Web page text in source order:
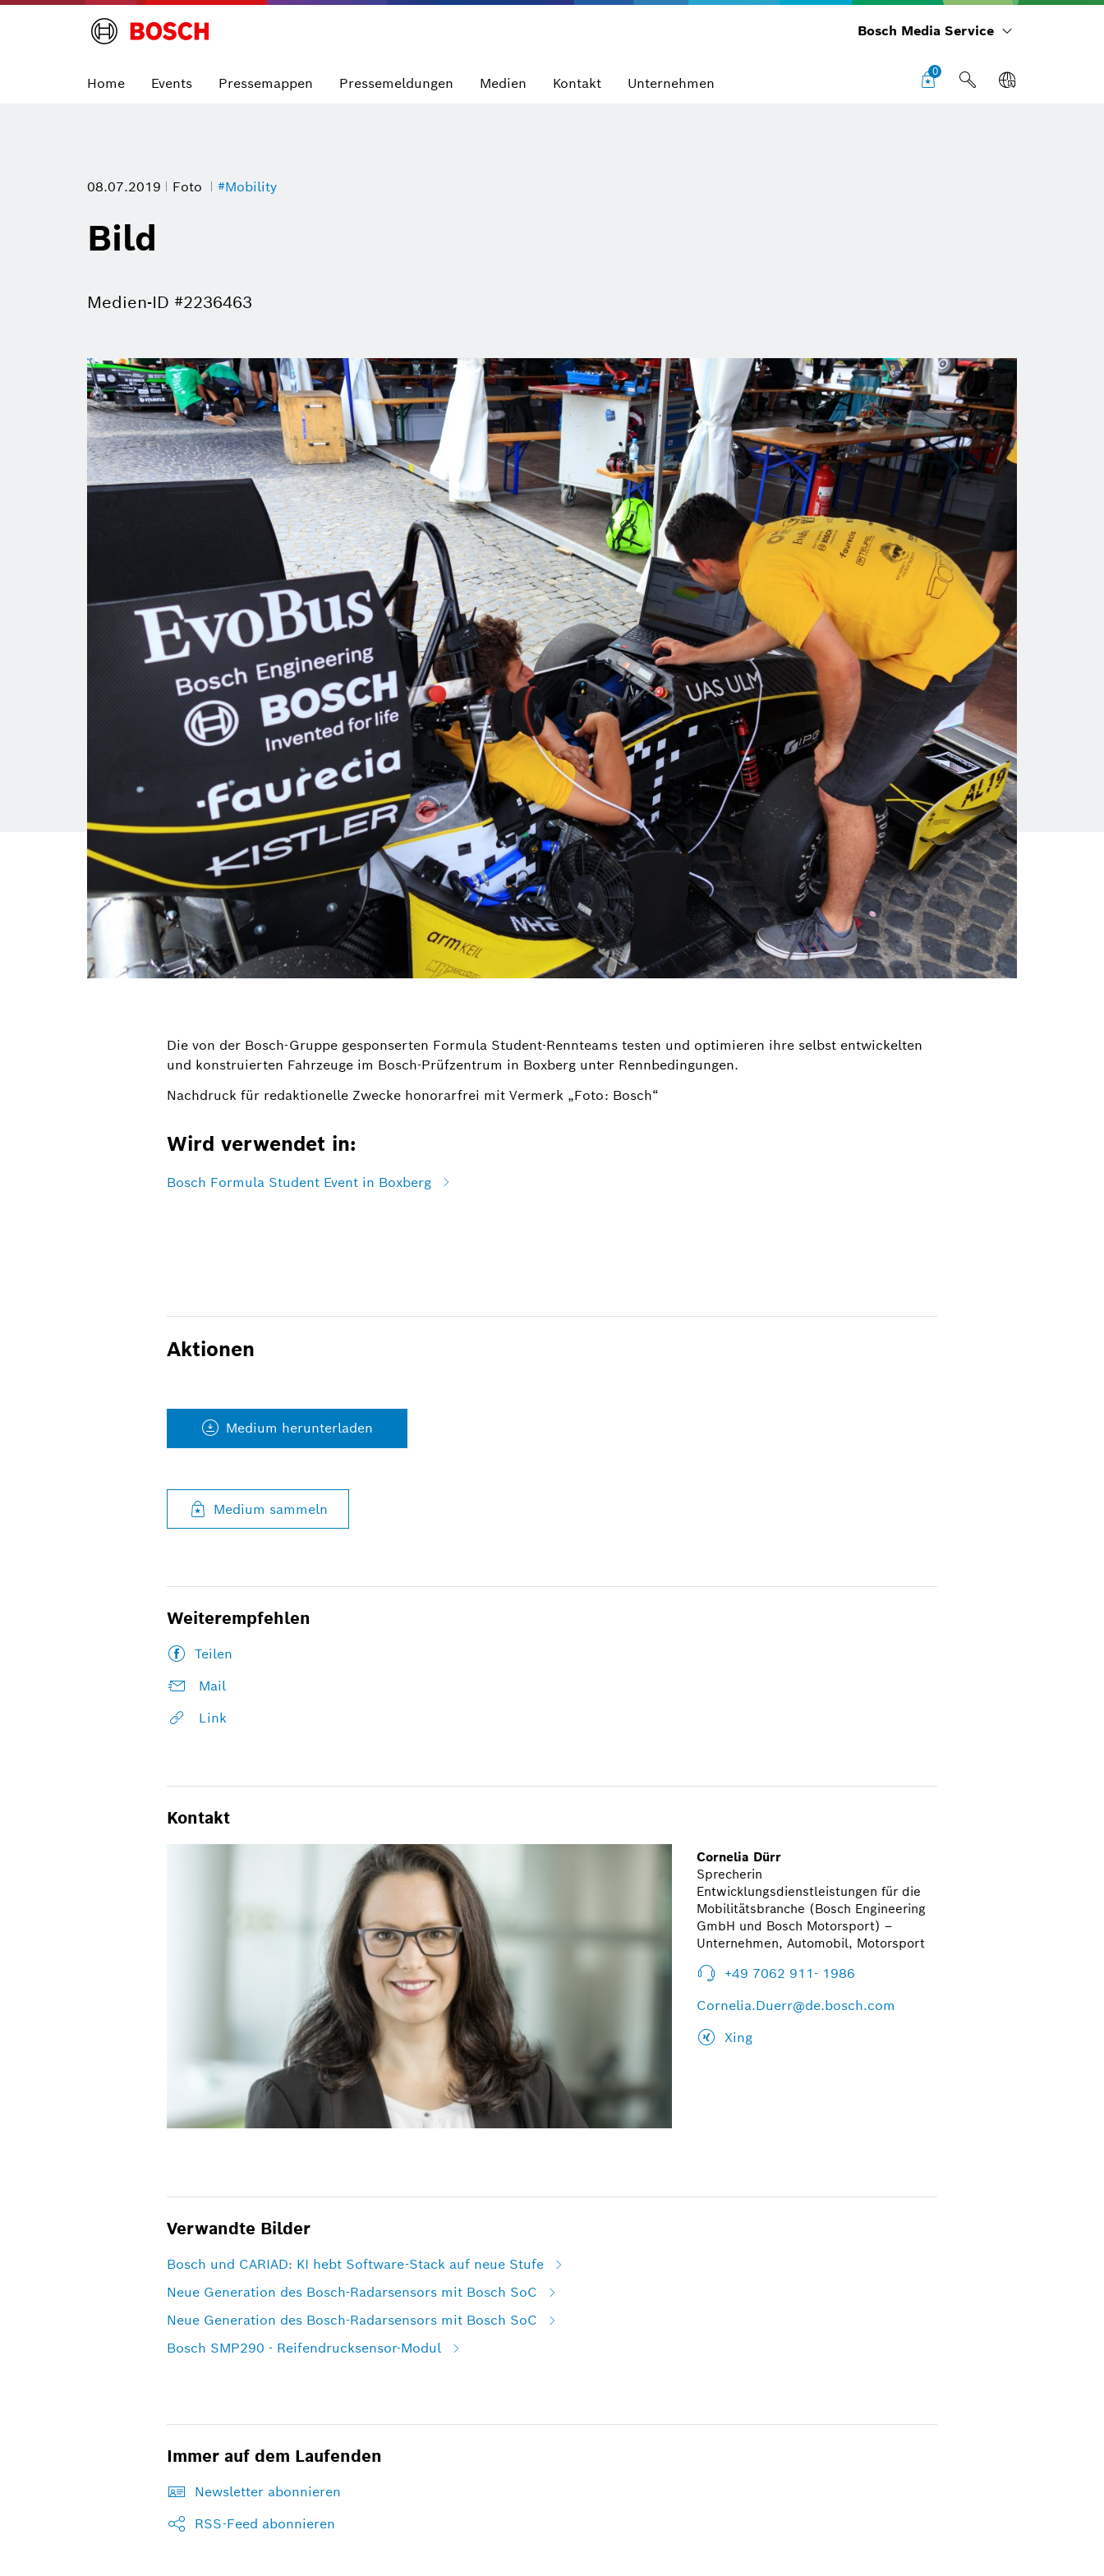
Bosch Media Service
Home Events Pressemappen Pressemeldungen Medien Kontakt Unternehmen
0
08.07.2019 Foto #Mobility
Bild
Medien-ID #2236463
Die von der Bosch-Gruppe gesponserten Formula Student-Rennteams testen und optimieren ihre selbst entwickelten
und konstruierten Fahrzeuge im Bosch-Prüfzentrum in Boxberg unter Rennbedingungen.
Nachdruck für redaktionelle Zwecke honorarfrei mit Vermerk „Foto: Bosch“
Wird verwendet in:
Bosch Formula Student Event in Boxberg
Aktionen
Medium herunterladen
Medium sammeln
Weiterempfehlen
Teilen
Mail
Link
Kontakt
Cornelia Dürr
Sprecherin
Entwicklungsdienstleistungen für die
Mobilitätsbranche (Bosch Engineering
GmbH und Bosch Motorsport) –
Unternehmen, Automobil, Motorsport
+49 7062 911- 1986
Cornelia.Duerr@de.bosch.com
Xing
Verwandte Bilder
Bosch und CARIAD: KI hebt Software-Stack auf neue Stufe
Neue Generation des Bosch-Radarsensors mit Bosch SoC
Neue Generation des Bosch-Radarsensors mit Bosch SoC
Bosch SMP290 - Reifendrucksensor-Modul
Immer auf dem Laufenden
Newsletter abonnieren
RSS-Feed abonnieren